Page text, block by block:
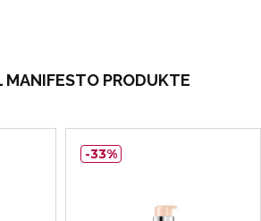
MANIFESTO PRODUKTE
33%